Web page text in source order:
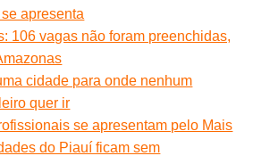
apresenta
106 vagas não foram preenchidas,
cidade para onde nenhum
quer ir
se apresentam pelo Mais
do Piauí ficam sem